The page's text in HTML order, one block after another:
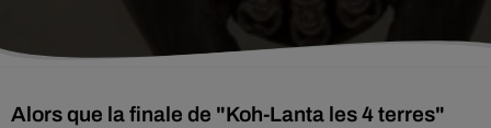
Alors que la finale de "Koh-Lanta les 4 terres"